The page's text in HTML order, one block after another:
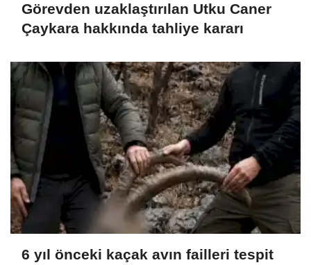
Görevden uzaklaştırılan Utku Caner
Çaykara hakkında tahliye kararı
6 yıl önceki kaçak avın failleri tespit